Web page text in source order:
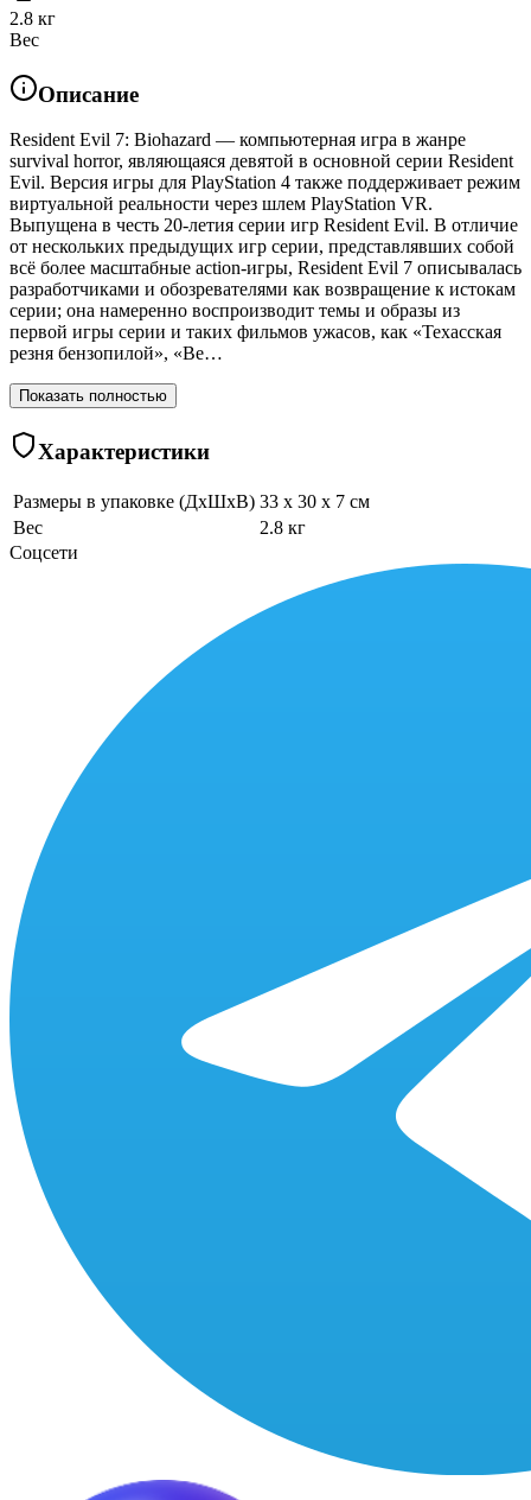
2.8 кг
Вес
Описание
Resident Evil 7: Biohazard — компьютерная игра в жанре
survival horror, являющаяся девятой в основной серии Resident
Evil. Версия игры для PlayStation 4 также поддерживает режим
виртуальной реальности через шлем PlayStation VR.
Выпущена в честь 20-летия серии игр Resident Evil. В отличие
от нескольких предыдущих игр серии, представлявших собой
всё более масштабные action-игры, Resident Evil 7 описывалась
разработчиками и обозревателями как возвращение к истокам
серии; она намеренно воспроизводит темы и образы из
первой игры серии и таких фильмов ужасов, как «Техасская
резня бензопилой», «Ве…
Показать полностью
Характеристики
Размеры в упаковке (ДхШхВ) 33 x 30 x 7 см
Вес
2.8 кг
Соцсети